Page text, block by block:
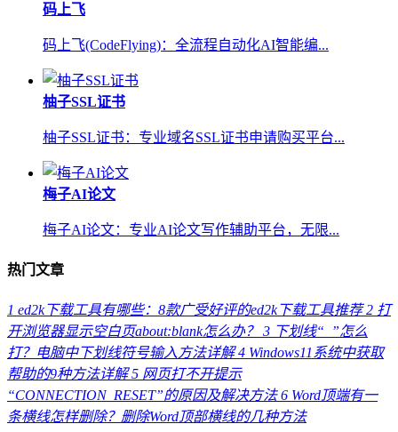
码上飞
码上飞(CodeFlying)：全流程自动化AI智能编...
柚子SSL证书
柚子SSL证书：专业域名SSL证书申请购买平台...
梅子AI论文
梅子AI论文：专业AI论文写作辅助平台，无限...
热门文章
1 ed2k下载工具有哪些：8款广受好评的ed2k下载工具推荐 2 打
开浏览器显示空白页about:blank怎么办？ 3 下划线“_”怎么
打？电脑中下划线符号输入方法详解 4 Windows11系统中获取
帮助的9种方法详解 5 网页打不开提示
“CONNECTION_RESET”的原因及解决方法 6 Word顶端有一
条横线怎样删除？删除Word顶部横线的几种方法